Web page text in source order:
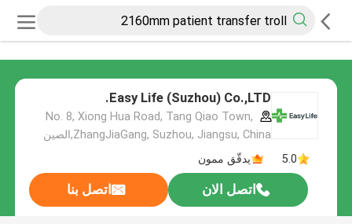
Easy Life (Suzhou) Co.,LTD.
No. 8, Xiong Hua Road, Tang Qiao Town,
ZhangJiaGang, Suzhou, Jiangsu, China,الصين
5.0
يدقّق ممون
اتصل الان اتصل بنا